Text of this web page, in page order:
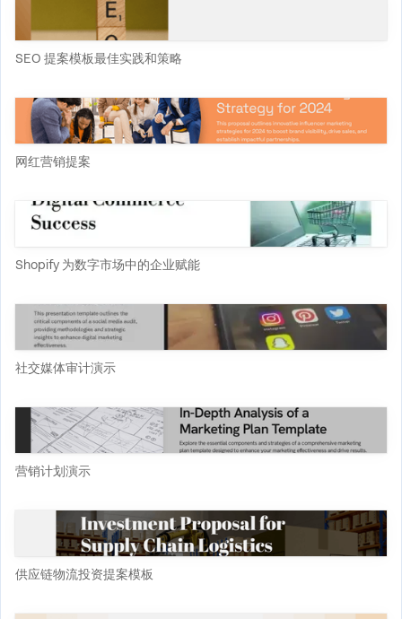
SEO 提案模板最佳实践和策略
网红营销提案
Shopify 为数字市场中的企业赋能
社交媒体审计演示
营销计划演示
供应链物流投资提案模板